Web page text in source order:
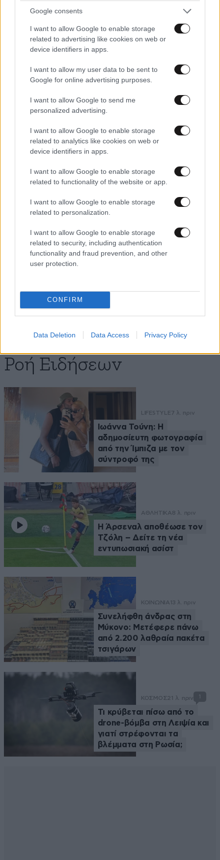
Google consents
I want to allow Google to enable storage
related to advertising like cookies on web or
device identifiers in apps.
I want to allow my user data to be sent to
Google for online advertising purposes.
I want to allow Google to send me
personalized advertising.
I want to allow Google to enable storage
related to analytics like cookies on web or
device identifiers in apps.
I want to allow Google to enable storage
related to functionality of the website or app.
I want to allow Google to enable storage
related to personalization.
I want to allow Google to enable storage
related to security, including authentication
functionality and fraud prevention, and other
user protection.
CONFIRM
Data Deletion Data Access Privacy Policy
40 ημέρες, 33 δράσεις, 4.000+
συμμετοχές
Στήθους: Πώς συνδυάζονται
για το τέλειο, εξατομικευμένο
Με τη SEAJETS, η Αμοργός
γίνεται η πιο αυθεντική
Ροή Ειδήσεων
LIFESTYLE7 λ. πριν
Ιωάννα Τούνη: Η
αδημοσίευτη φωτογραφία
από την Ίμπιζα με τον
σύντροφό της
ΑΘΛΗΤΙΚΑ8 λ. πριν
Η Άρσεναλ αποθέωσε τον
Τζόλη – Δείτε τη νέα
εντυπωσιακή ασίστ
ΚΟΙΝΩΝΙΑ 13 λ. πριν
Συνελήφθη άνδρας στη
Μύκονο: Μετέφερε πάνω
από 2.200 λαθραία πακέτα
τσιγάρων
ΚΟΣΜΟΣ21 λ. πριν
Τι κρύβεται πίσω από το
drone-βόμβα στη Λειψία και
γιατί στρέφονται τα
βλέμματα στη Ρωσία;